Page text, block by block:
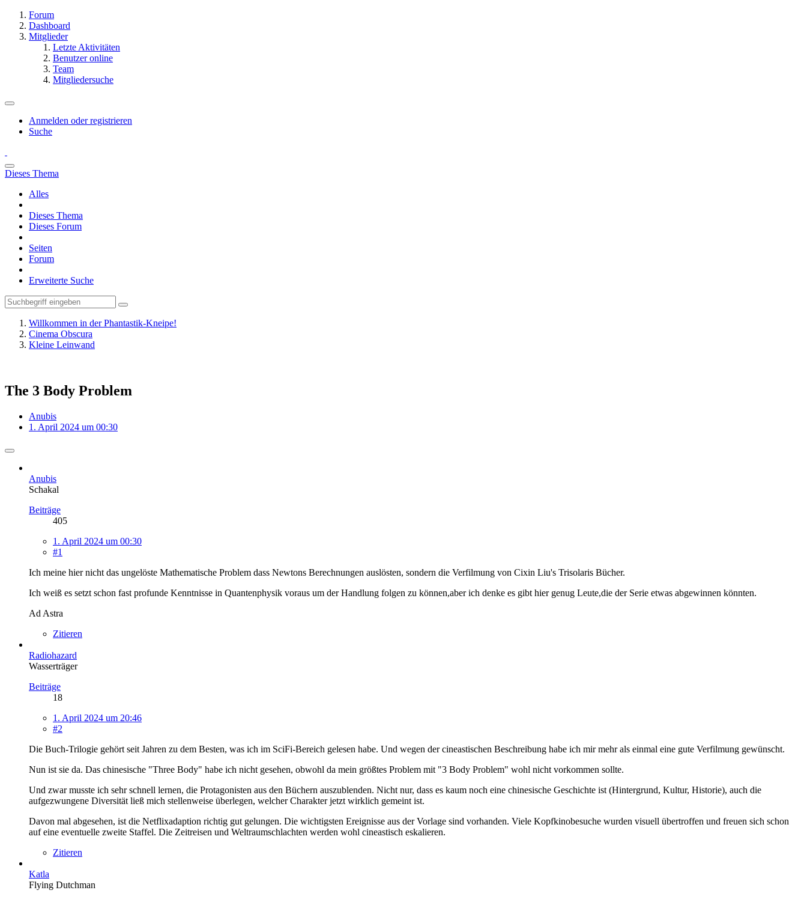
Forum
Dashboard
Mitglieder
Letzte Aktivitäten
Benutzer online
Team
Mitgliedersuche
Anmelden oder registrieren
Suche
Dieses Thema
Alles
Dieses Thema
Dieses Forum
Seiten
Forum
Erweiterte Suche
Willkommen in der Phantastik-Kneipe!
Cinema Obscura
Kleine Leinwand
The 3 Body Problem
Anubis
1. April 2024 um 00:30
Anubis
Schakal
Beiträge
405
1. April 2024 um 00:30
#1
Ich meine hier nicht das ungelöste Mathematische Problem dass Newtons Berechnungen auslösten, sondern die Verfilmung von Cixin Liu's Trisolaris Bücher.
Ich weiß es setzt schon fast profunde Kenntnisse in Quantenphysik voraus um der Handlung folgen zu können,aber ich denke es gibt hier genug Leute,die der Serie etwas abgewinnen könnten.
Ad Astra
Zitieren
Radiohazard
Wasserträger
Beiträge
18
1. April 2024 um 20:46
#2
Die Buch-Trilogie gehört seit Jahren zu dem Besten, was ich im SciFi-Bereich gelesen habe. Und wegen der cineastischen Beschreibung habe ich mir mehr als einmal eine gute Verfilmung gewünscht.
Nun ist sie da. Das chinesische "Three Body" habe ich nicht gesehen, obwohl da mein größtes Problem mit "3 Body Problem" wohl nicht vorkommen sollte.
Und zwar musste ich sehr schnell lernen, die Protagonisten aus den Büchern auszublenden. Nicht nur, dass es kaum noch eine chinesische Geschichte ist (Hintergrund, Kultur, Historie), auch die
aufgezwungene Diversität ließ mich stellenweise überlegen, welcher Charakter jetzt wirklich gemeint ist.
Davon mal abgesehen, ist die Netflixadaption richtig gut gelungen. Die wichtigsten Ereignisse aus der Vorlage sind vorhanden. Viele Kopfkinobesuche wurden visuell übertroffen und freuen sich schon
auf eine eventuelle zweite Staffel. Die Zeitreisen und Weltraumschlachten werden wohl cineastisch eskalieren.
Zitieren
Katla
Flying Dutchman